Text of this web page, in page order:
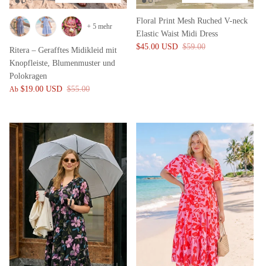
Ritera – Gerafftes Midikleid mit
Knopfleiste, Blumenmuster und
Polokragen
Ab $19.00 USD $55.00
+ 5 mehr
Floral Print Mesh Ruched V-neck
Elastic Waist Midi Dress
$45.00 USD $59.00